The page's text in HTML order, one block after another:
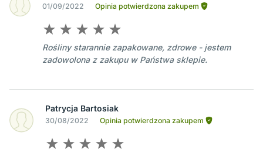
01/09/2022 Opinia potwierdzona zakupem
Rośliny starannie zapakowane, zdrowe - jestem
zadowolona z zakupu w Państwa sklepie.
Patrycja Bartosiak
30/08/2022 Opinia potwierdzona zakupem